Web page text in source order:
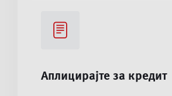
Аплицирајте за кредит